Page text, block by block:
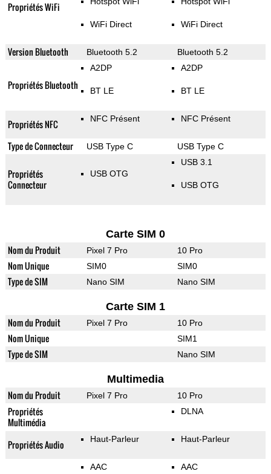
Propriétés WiFi
WiFi Direct WiFi Direct
Version Bluetooth Bluetooth 5.2 Bluetooth 5.2
Propriétés Bluetooth
A2DP
BT LE
A2DP
BT LE
Propriétés NFC NFC Présent NFC Présent
Type de Connecteur USB Type C USB Type C
Propriétés
Connecteur
USB OTG
USB 3.1
USB OTG
Carte SIM 0
Nom du Produit Pixel 7 Pro 10 Pro
Nom Unique SIM0 SIM0
Type de SIM Nano SIM Nano SIM
Carte SIM 1
Nom du Produit Pixel 7 Pro 10 Pro
Nom Unique SIM1
Type de SIM Nano SIM
Multimedia
Nom du Produit Pixel 7 Pro 10 Pro
Propriétés
Multimédia
DLNA
Propriétés Audio Haut-Parleur Haut-Parleur
AAC AAC